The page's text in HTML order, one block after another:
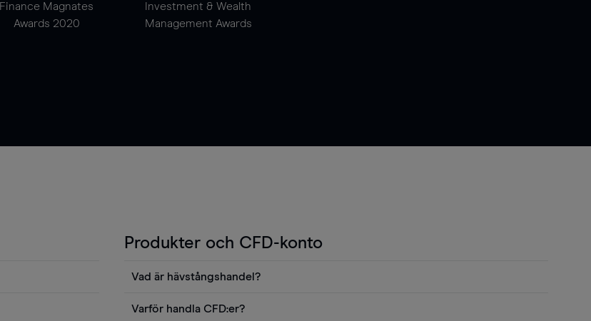
Finance Magnates
Awards 2020
Investment & Wealth
Management Awards
Produkter och CFD-konto
Vad är hävstångshandel?
Varför handla CFD:er?